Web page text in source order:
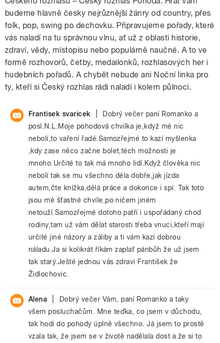
budeme hlavně česky nejrůznější žánry od country, přes
folk, pop, swing po dechovku. Připravujeme pořady, které
vás naladí na tu správnou vlnu, ať už z oblasti historie,
zdraví, vědy, místopisu nebo populárně naučné. A to ve
formě rozhovorů, četby, medailonků, rozhlasových her i
hudebních pořadů. A chybět nebude ani Noční linka pro
ty, kteří si Český rozhlas rádi naladí i kolem půlnoci.
Frantisek svaricek
Dobrý večer paní Romanko a
posl.N.L.Moje pohodová chvilka je,když mé nic
nebolí,to vaření řadé.Samozřejmé to kazí myšlenka
,kdy zase něco začne bolet,téch možnosti je
mnoho.Určité to tak má mnoho lidí.Když člověka nic
nebolí tak se mu všechno déla dobře,jak jízda
autem,čte knížka,dělá práce a dokonce i spí. Tak toto
jsou mé šťastné chvíle,po ničem jiném
netouží.Samozřejmé dotoho patří i uspořádaný chod
rodiny,tam už vám dělat starosti třeba vnuci,kteří mají
určité jiné názory a záliby a ti vám kazí dobrou
náladu.Ja si kolikrát říkám zaplať pánbůh že už jsem
tak starý.Ješté jednou vás zdravi František že
Židlochovic.
Alena
Dobrý večer Vám, paní Romanko a taky
všem posluchačům. Mne teďka, co jsem v důchodu,
tak hodí do pohody úplně všechno. Já jsem to prostě
vzala tak, že jsem se v životě nadělala dost a že si to